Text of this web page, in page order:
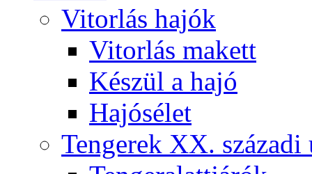
Vitorlás hajók
Vitorlás makett
Készül a hajó
Hajósélet
Tengerek XX. századi